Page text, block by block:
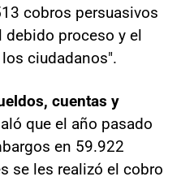
cobros persuasivos
debido proceso y el
ciudadanos".
cuentas y
que el año pasado
en 59.922
se les realizó el cobro